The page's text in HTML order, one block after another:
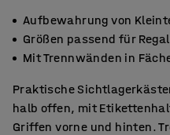
Aufbewahrung von
Größen passend für
Mit Trennwänden in
Praktische
halb offen, mit
Griffen vorne und hinten.